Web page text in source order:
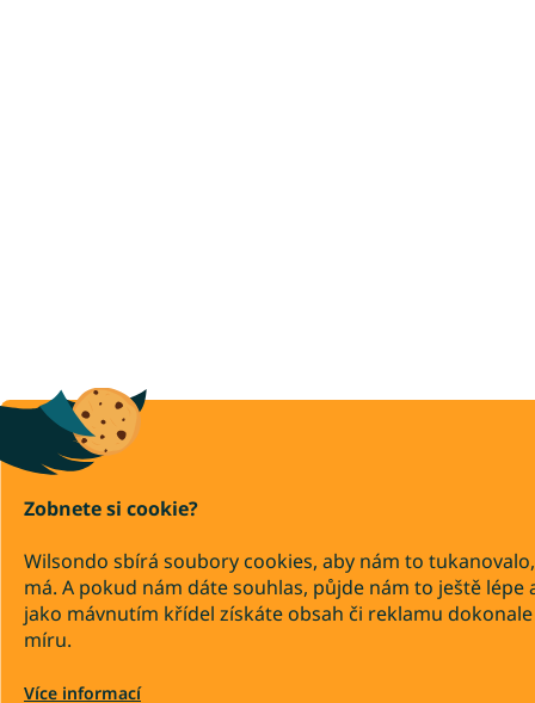
Zobnete si cookie?
Wilsondo sbírá soubory cookies, aby nám to
má. A pokud nám dáte souhlas, půjde nám to ještě lépe
jako mávnutím křídel získáte obsah či reklamu
míru.
Více informací